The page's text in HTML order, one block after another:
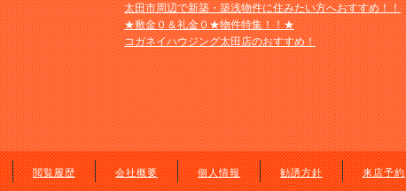
太田市周辺で新築・築浅物件に住みたい方へおすすめ！！
★敷金０＆礼金０★物件特集！！★
コガネイハウジング太田店のおすすめ！
閲覧履歴 会社概要 個人情報 勧誘方針 来店予約